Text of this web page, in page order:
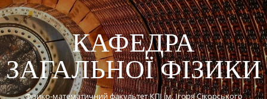
КАФЕДРА
ЗАГАЛЬНОЇ ФІЗИКИ
Фізико-математичний факультет КПІ ім. Ігоря Сікорського